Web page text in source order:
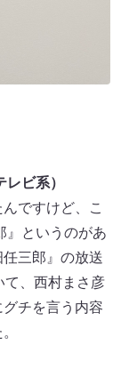
ビ系）
ですけど、こ
』というのがあ
三郎』の放送
て、西村まさ彦
チを言う内容